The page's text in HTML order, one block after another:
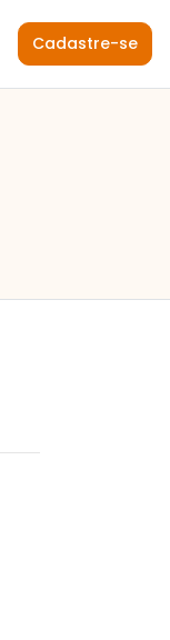
Cadastre-se